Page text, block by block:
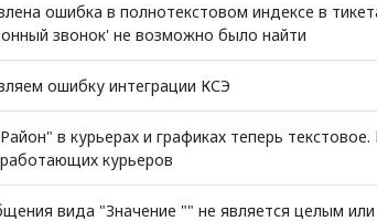
ошибка в полнотекстовом индексе в
звонок' не возможно было найти
ошибку интеграции КСЭ
в курьерах и графиках теперь
курьеров
вида "Значение "" не является целым